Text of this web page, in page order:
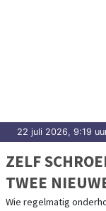
22 juli 2026, 9:19
ZELF
TWEE
Wie regelmatig